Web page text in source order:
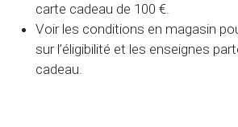
carte cadeau de 100 €.
Voir les conditions en magasin
sur l’éligibilité et les enseignes
cadeau.